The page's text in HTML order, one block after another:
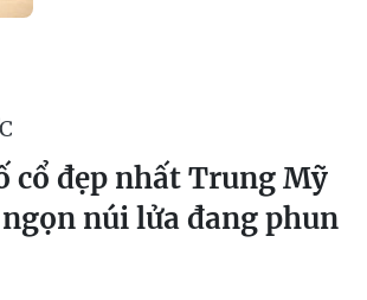
cổ đẹp nhất Trung Mỹ
núi lửa đang phun